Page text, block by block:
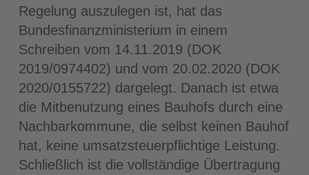
Regelung auszulegen ist, hat das
Bundesfinanzministerium in einem
Schreiben vom 14.11.2019 (DOK
2019/0974402) und vom 20.02.2020 (DOK
2020/0155722) dargelegt. Danach ist etwa
die Mitbenutzung eines Bauhofs durch eine
Nachbarkommune, die selbst keinen Bauhof
hat, keine umsatzsteuerpflichtige Leistung.
Schließlich ist die vollständige Übertragung